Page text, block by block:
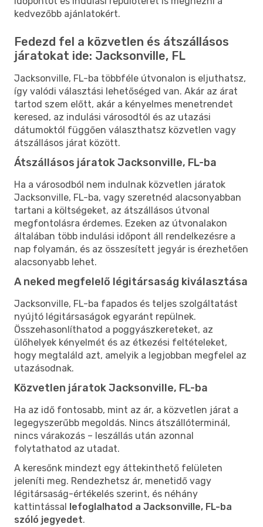
kedvezőbb ajánlatokért.
Fedezd fel a közvetlen és átszállásos
járatokat ide: Jacksonville, FL
Jacksonville, FL-ba többféle útvonalon is eljuthatsz,
így valódi választási lehetőséged van. Akár az árat
tartod szem előtt, akár a kényelmes menetrendet
keresed, az indulási városodtól és az utazási
dátumoktól függően választhatsz közvetlen vagy
átszállásos járat között.
Átszállásos járatok Jacksonville, FL-ba
Ha a városodból nem indulnak közvetlen járatok
Jacksonville, FL-ba, vagy szeretnéd alacsonyabban
tartani a költségeket, az átszállásos útvonal
megfontolásra érdemes. Ezeken az útvonalakon
általában több indulási időpont áll rendelkezésre a
nap folyamán, és az összesített jegyár is érezhetően
alacsonyabb lehet.
A neked megfelelő légitársaság kiválasztása
Jacksonville, FL-ba fapados és teljes szolgáltatást
nyújtó légitársaságok egyaránt repülnek.
Összehasonlíthatod a poggyászkereteket, az
ülőhelyek kényelmét és az étkezési feltételeket,
hogy megtaláld azt, amelyik a legjobban megfelel az
utazásodnak.
Közvetlen járatok Jacksonville, FL-ba
Ha az idő fontosabb, mint az ár, a közvetlen járat a
legegyszerűbb megoldás. Nincs átszállóterminál,
nincs várakozás – leszállás után azonnal
folytathatod az utadat.
A keresőnk mindezt egy áttekinthető felületen
jeleníti meg. Rendezhetsz ár, menetidő vagy
légitársaság-értékelés szerint, és néhány
kattintással lefoglalhatod a Jacksonville, FL-ba
szóló jegyedet.